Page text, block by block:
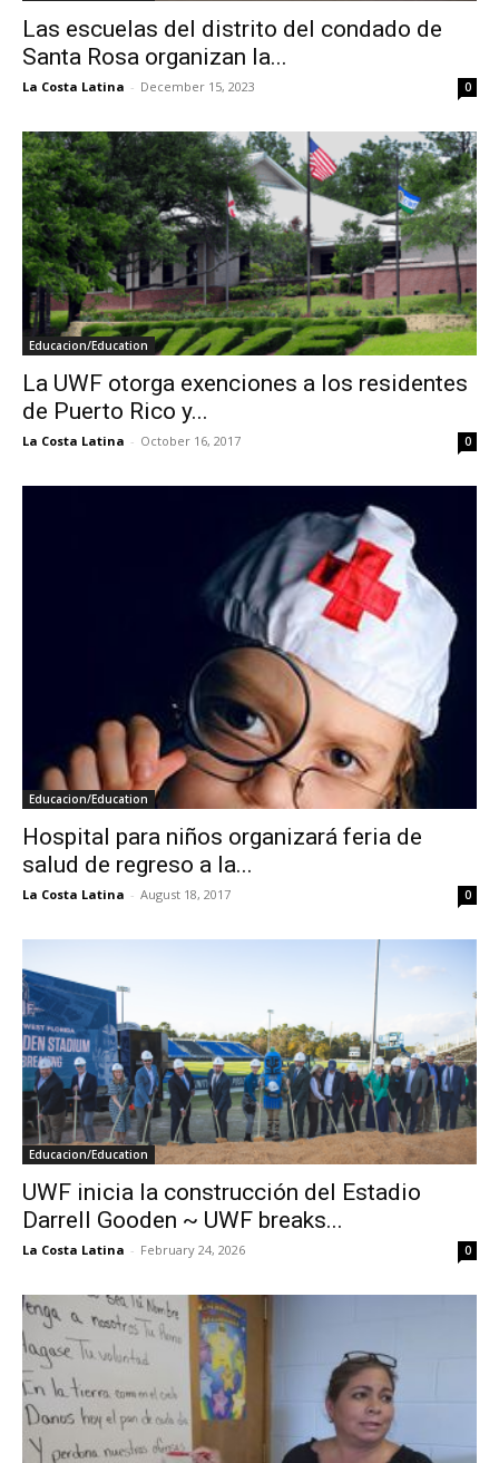
Las escuelas del distrito del condado de
Santa Rosa organizan la...
La Costa Latina - December 15, 2023 0
Educacion/Education
La UWF otorga exenciones a los residentes
de Puerto Rico y...
La Costa Latina - October 16, 2017 0
Educacion/Education
Hospital para niños organizará feria de
salud de regreso a la...
La Costa Latina - August 18, 2017 0
Educacion/Education
UWF inicia la construcción del Estadio
Darrell Gooden ~ UWF breaks...
La Costa Latina - February 24, 2026 0